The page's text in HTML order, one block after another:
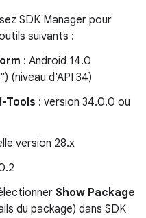
SDK Manager pour
suivants :
: Android 14.0
(niveau d'API 34)
Tools : version 34.0.0 ou
version 28.x
Show Package
du package) dans SDK